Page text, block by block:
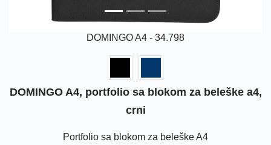
DOMINGO A4 - 34.798
DOMINGO A4, portfolio sa blokom za beleške a4,
crni
Portfolio sa blokom za beleške A4